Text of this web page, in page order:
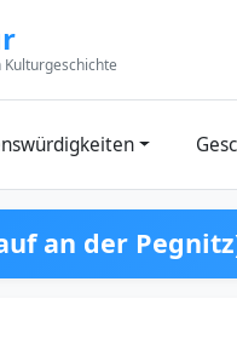
an der